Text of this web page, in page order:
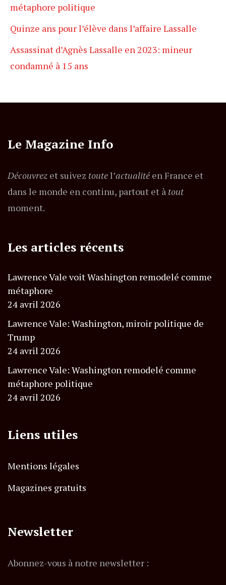
métaphore politique
Quinze ans pour l’élève dans l’affaire Lassalle
Assassinat d’Agnès Lassalle en 2023: mineur
condamné à 15 ans
Le Magazine Info
Découvrez et suivez toutel’actualitéen France et
dans le monde en continu, partout et à tout
moment.
Les articles récents
Lawrence Vale voit Washington remodelé comme
métaphore
24 avril 2026
Lawrence Vale: Washington, miroir politique de
Trump
24 avril 2026
Lawrence Vale: Washington remodelé comme
métaphore politique
24 avril 2026
Liens utiles
Mentions légales
Magazines gratuits
Newsletter
Abonnez-vous à notre newsletter :